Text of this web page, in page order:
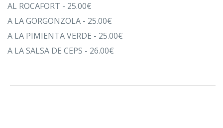
AL ROCAFORT - 25.00€
A LA GORGONZOLA - 25.00€
A LA PIMIENTA VERDE - 25.00€
A LA SALSA DE CEPS - 26.00€